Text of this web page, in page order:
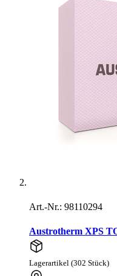
Art.-Nr.: 98110294
Austrotherm XPS
Lagerartikel (302 Stück)